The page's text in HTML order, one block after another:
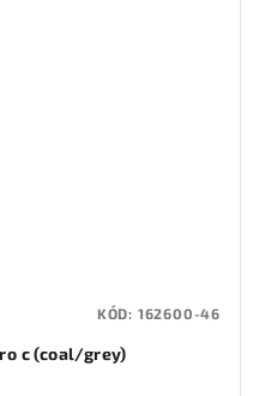
c (coal/grey)
KÓD: 162600-46